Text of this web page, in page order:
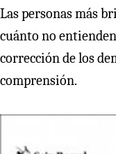
Las personas más
cuánto no
corrección de los
comprensión.